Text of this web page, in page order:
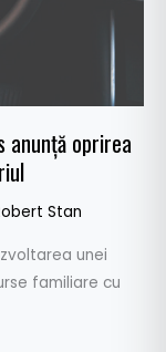
anunță oprirea
Stan
unei
familiare cu